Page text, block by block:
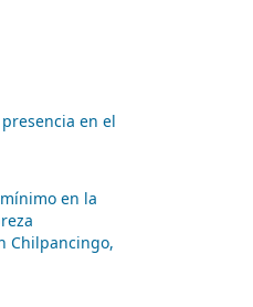
en el
en la
Chilpancingo,